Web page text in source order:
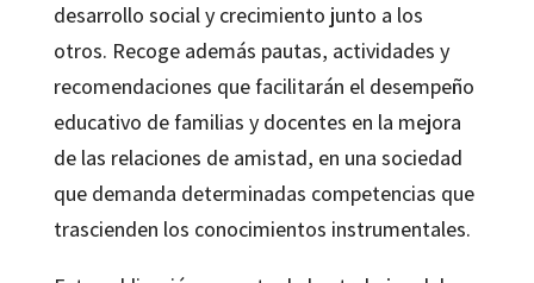
desarrollo social y crecimiento junto a los
otros. Recoge además pautas, actividades y
recomendaciones que facilitarán el desempeño
educativo de familias y docentes en la mejora
de las relaciones de amistad, en una sociedad
que demanda determinadas competencias que
trascienden los conocimientos instrumentales.